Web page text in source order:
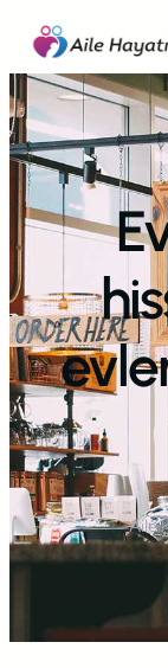
İçeriğe
geç
Aile